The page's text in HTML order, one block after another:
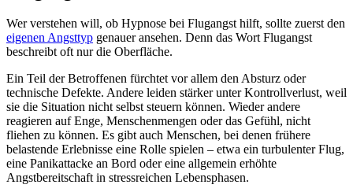
Wer verstehen will, ob Hypnose bei Flugangst hilft, sollte zuerst den
eigenen Angsttyp genauer ansehen. Denn das Wort Flugangst
beschreibt oft nur die Oberfläche.
Ein Teil der Betroffenen fürchtet vor allem den Absturz oder
technische Defekte. Andere leiden stärker unter Kontrollverlust, weil
sie die Situation nicht selbst steuern können. Wieder andere
reagieren auf Enge, Menschenmengen oder das Gefühl, nicht
fliehen zu können. Es gibt auch Menschen, bei denen frühere
belastende Erlebnisse eine Rolle spielen – etwa ein turbulenter Flug,
eine Panikattacke an Bord oder eine allgemein erhöhte
Angstbereitschaft in stressreichen Lebensphasen.